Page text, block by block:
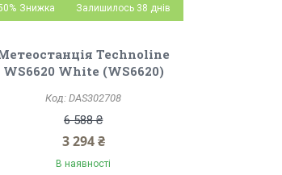
Залишилось 38 днів
Technoline
WS6620 White (WS6620)
DAS302708
6 588 ₴
3 294 ₴
В наявності